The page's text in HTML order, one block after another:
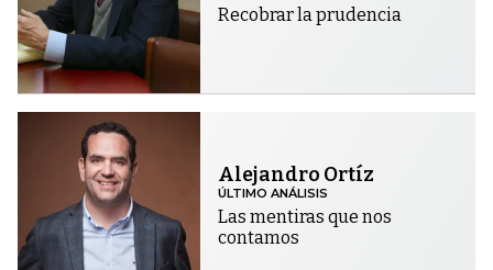
Recobrar la prudencia
Alejandro Ortíz
ÚLTIMO ANÁLISIS
Las mentiras que nos
contamos